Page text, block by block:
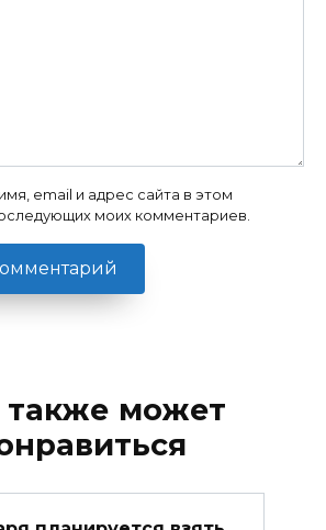
email и адрес сайта в этом
моих комментариев.
также может